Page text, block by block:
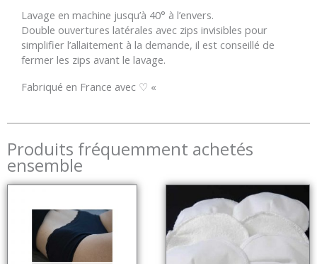
Lavage en machine jusqu’à 40° à l’envers.
Double ouvertures latérales avec zips invisibles pour
simplifier l’allaitement à la demande, il est conseillé de
fermer les zips avant le lavage.
Fabriqué en France avec ♡ «
Produits fréquemment achetés
ensemble